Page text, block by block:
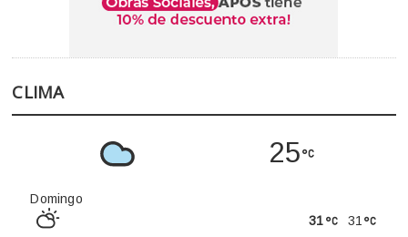
CLIMA
25
Domingo
31
31